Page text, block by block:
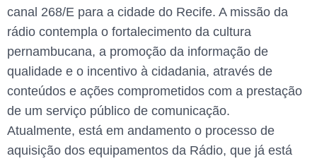
canal 268/E para a cidade do Recife. A missão da
rádio contempla o fortalecimento da cultura
pernambucana, a promoção da informação de
qualidade e o incentivo à cidadania, através de
conteúdos e ações comprometidos com a prestação
de um serviço público de comunicação.
Atualmente, está em andamento o processo de
aquisição dos equipamentos da Rádio, que já está